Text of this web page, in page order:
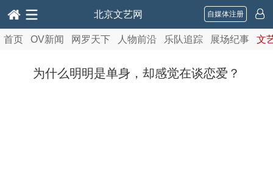
北京文艺网 自媒体注册
首页 OV新闻 网罗天下 人物前沿 乐队追踪 展场纪事 文
为什么明明是单身，却感觉在谈恋爱？